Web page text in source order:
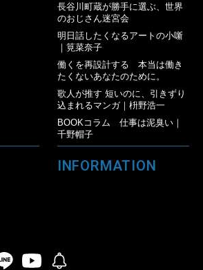
長谷川町蔵が勝手に選ぶ、世界
のおじさん迷宮会
明日話したくなるアートの小噺
｜筧菜奈子
働くを再設計する 本当は働き
たくないあなたのために。
歌人が推す 短いのに、引きずり
込まれるマンガ｜枡野浩一
BOOKコラム 仕事は泥臭い｜
千野帽子
INFORMATION